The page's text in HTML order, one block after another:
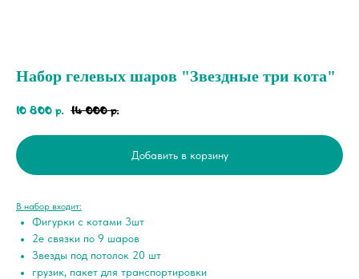
Набор гелевых шаров "Звездные три кота"
10 800 р. 14 000 р.
Добавить в корзину
В набор входит:
Фигурки с котами 3шт
2е связки по 9 шаров
Звезды под потолок 20 шт
грузик, пакет для транспортировки